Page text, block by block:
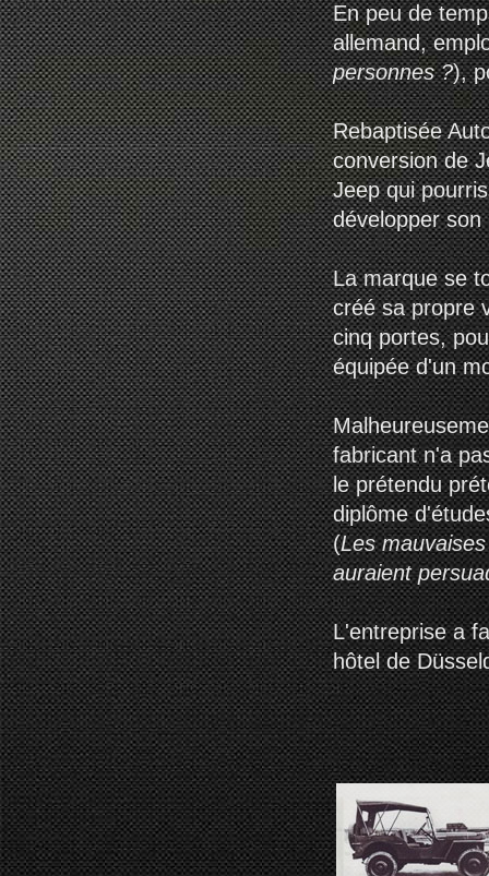
En peu de
allemand,
personnes ?),
Rebaptisée
conversion de
Jeep qui
développer
La marque se
créé sa propre
cinq portes,
équipée d'un
fabricant n'a
le prétendu
diplôme
(Les
auraient
L'entreprise a
hôtel de